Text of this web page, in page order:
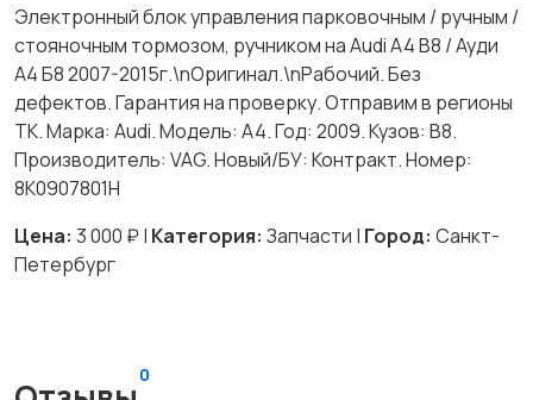
Электронный блок управления парковочным / ручным /
стояночным тормозом, ручником на Audi A4 B8 / Ауди
А4 Б8 2007-2015г.\nОригинал.\nРабочий. Без
дефектов. Гарантия на проверку. Отправим в регионы
ТК. Марка: Audi. Модель: A4. Год: 2009. Кузов: B8.
Производитель: VAG. Новый/БУ: Контракт. Номер:
8K0907801H
Цена: 3 000 ₽ | Категория: Запчасти | Город: Санкт-
Петербург
0